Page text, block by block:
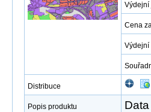
Výdejní
Cena
Výdejní
Distribuce
Popis produktu